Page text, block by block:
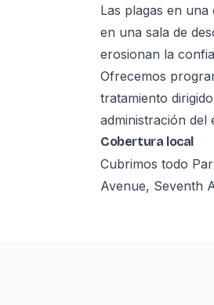
Las plagas en
en una sala de
erosionan la
Ofrecemos
tratamiento
administración del
Cobertura local
Cubrimos todo
Avenue, Seventh